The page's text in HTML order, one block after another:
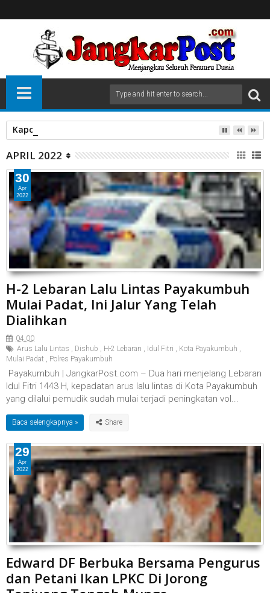
Kapolres Pasaman Barat Pimpin Serah Terima Jabatan PJU
APRIL 2022
H-2 Lebaran Lalu Lintas Payakumbuh
Mulai Padat, Ini Jalur Yang Telah
Dialihkan
04.00
Arus Lalu Lintas , Dishub , H-2 Lebaran , Idul Fitri , Kota Payakumbuh ,
Mulai Padat , Polres Payakumbuh
Payakumbuh | JangkarPost.com – Dua hari menjelang Lebaran
Idul Fitri 1443 H, kepadatan arus lalu lintas di Kota Payakumbuh
yang dilalui pemudik sudah mulai terjadi peningkatan vol...
Baca selengkapnya »
30
Apr
2022
Edward DF Berbuka Bersama Pengurus
dan Petani Ikan LPKC Di Jorong
29
Apr
2022